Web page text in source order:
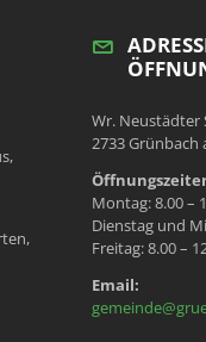
Wr. Neustädter
2733 Grünbach
Montag: 8.00 –
Dienstag und
Freitag: 8.00 –
Email: